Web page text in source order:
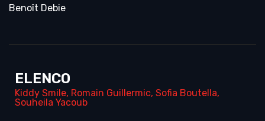
Benoît Debie
ELENCO
Kiddy Smile, Romain Guillermic, Sofia Boutella,
Souheila Yacoub